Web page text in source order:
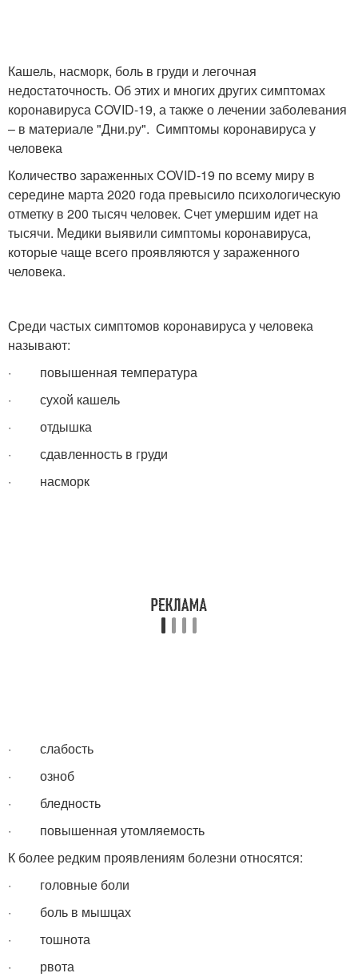
Кашель, насморк, боль в груди и легочная
недостаточность. Об этих и многих других симптомах
коронавируса COVID-19, а также о лечении заболевания
– в материале "Дни.ру". Симптомы коронавируса у
человека
Количество зараженных COVID-19 по всему миру в
середине марта 2020 года превысило психологическую
отметку в 200 тысяч человек. Счет умершим идет на
тысячи. Медики выявили симптомы коронавируса,
которые чаще всего проявляются у зараженного
человека.
Среди частых симптомов коронавируса у человека
называют:
· повышенная температура
· сухой кашель
· отдышка
· сдавленность в груди
· насморк
· слабость
· озноб
· бледность
· повышенная утомляемость
К более редким проявлениям болезни относятся:
· головные боли
· боль в мышцах
· тошнота
· рвота